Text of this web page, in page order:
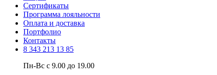
Сертификаты
Программа лояльности
Оплата и доставка
Портфолио
Контакты
8 343 213 13 85
Пн-Вс с 9.00 до 19.00